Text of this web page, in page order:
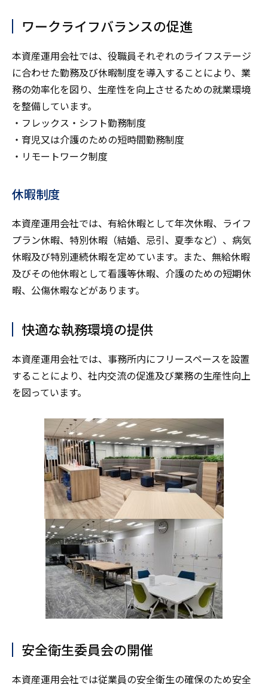
ワークライフバランスの促進
本資産運用会社では、役職員それぞれのライフステージ
に合わせた勤務及び休暇制度を導入することにより、業
務の効率化を図り、生産性を向上させるための就業環境
を整備しています。
・フレックス・シフト勤務制度
・育児又は介護のための短時間勤務制度
・リモートワーク制度
休暇制度
本資産運用会社では、有給休暇として年次休暇、ライフ
プラン休暇、特別休暇（結婚、忌引、夏季など）、病気
休暇及び特別連続休暇を定めています。また、無給休暇
及びその他休暇として看護等休暇、介護のための短期休
暇、公傷休暇などがあります。
快適な執務環境の提供
本資産運用会社では、事務所内にフリースペースを設置
することにより、社内交流の促進及び業務の生産性向上
を図っています。
安全衛生委員会の開催
本資産運用会社では従業員の安全衛生の確保のため安全